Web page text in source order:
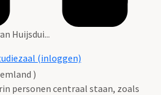
Huijsdui...
(inloggen)
)
personen centraal staan, zoals